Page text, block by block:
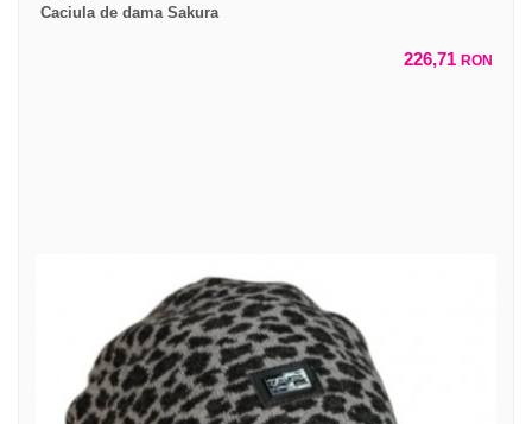
Caciula de dama Sakura
226,71 RON